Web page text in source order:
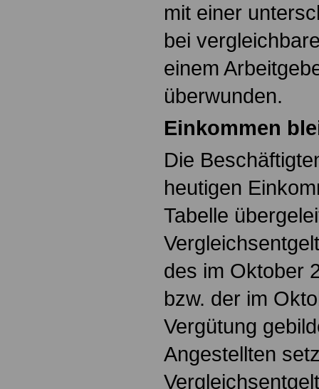
mit einer
bei
einem
überwunden.
Einkommen
Die
heutigen
Tabelle
des im Oktober
bzw. der im
Vergütung
Angestellten